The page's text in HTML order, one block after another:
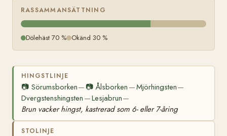
RASSAMMANSÄTTNING
Dölehäst 70 % Okänd 30 %
HINGSTLINJE
📷 Sörumsborken— 📷Ålsborken —Mjörhingsten—
Dvergstenshingsten —Lesjabrun—
Brun vacker hingst, kastrerad som 6- eller 7-åring
STOLINJE